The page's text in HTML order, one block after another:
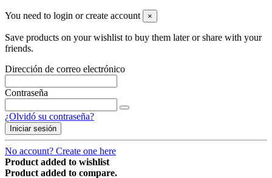
You need to login or create account ×
Save products on your wishlist to buy them later or share with your
friends.
Dirección de correo electrónico
Contraseña
¿Olvidó su contraseña?
Iniciar sesión
No account? Create one here
Product added to wishlist
Product added to compare.